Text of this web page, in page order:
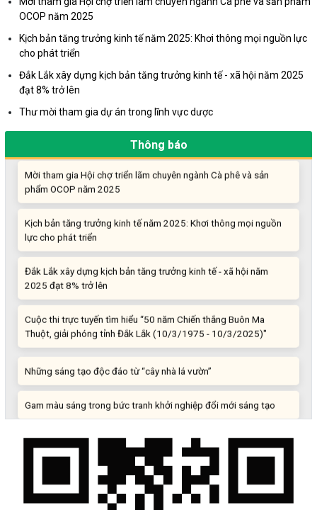
OCOP năm 2025
Kịch bản tăng trưởng kinh tế năm 2025: Khơi thông mọi nguồn lực
cho phát triển
Đắk Lắk xây dựng kịch bản tăng trưởng kinh tế - xã hội năm 2025
đạt 8% trở lên
Thư mời tham gia dự án trong lĩnh vực dược
Thông báo
Khi khoa học - công nghệ chưa có sự đột phá
Chế biến sâu – Nâng cao giá trị nông sản
“Đi tắt, đón đầu” các công nghệ mới, công nghệ tương lai
Mời tham gia Hội chợ triển lãm chuyên ngành Cà phê và sản
phẩm OCOP năm 2025
Kịch bản tăng trưởng kinh tế năm 2025: Khơi thông mọi nguồn
lực cho phát triển
Đắk Lắk xây dựng kịch bản tăng trưởng kinh tế - xã hội năm
2025 đạt 8% trở lên
Cuộc thi trực tuyến tìm hiểu “50 năm Chiến thắng Buôn Ma
Thuột, giải phóng tỉnh Đắk Lắk (10/3/1975 - 10/3/2025)"
Những sáng tạo độc đáo từ “cây nhà lá vườn”
Gam màu sáng trong bức tranh khởi nghiệp đổi mới sáng tạo
Chế biến sâu – Nâng cao giá trị nông sản
“Đi tắt, đón đầu” các công nghệ mới, công nghệ tương lai